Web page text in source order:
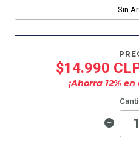
Sin
$14.990
¡Ahorra 12% en